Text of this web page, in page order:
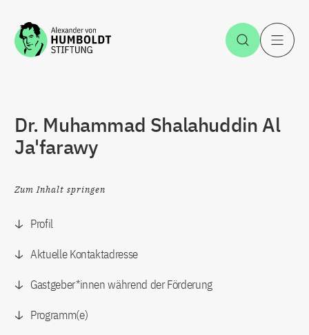
Zum Inhalt springen Suche
Dr. Muhammad Shalahuddin Al
Ja'farawy
Zum Inhalt springen
Profil
Aktuelle Kontaktadresse
Gastgeber*innen während der Förderung
Programm(e)